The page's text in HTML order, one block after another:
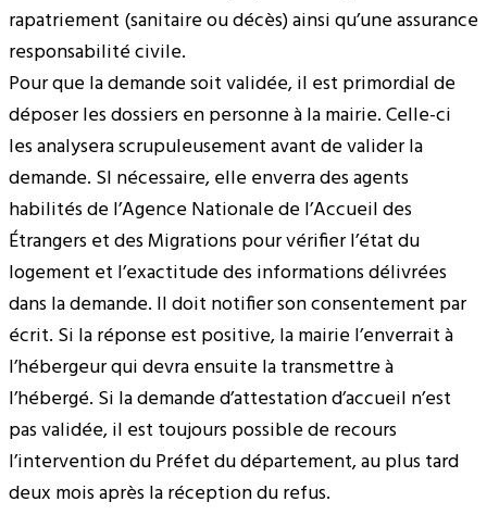
rapatriement (sanitaire ou décès) ainsi qu’une assurance
responsabilité civile.
Pour que la demande soit validée, il est primordial de
déposer les dossiers en personne à la mairie. Celle-ci
les analysera scrupuleusement avant de valider la
demande. SI nécessaire, elle enverra des agents
habilités de l’Agence Nationale de l’Accueil des
Étrangers et des Migrations pour vérifier l’état du
logement et l’exactitude des informations délivrées
dans la demande. Il doit notifier son consentement par
écrit. Si la réponse est positive, la mairie l’enverrait à
l’hébergeur qui devra ensuite la transmettre à
l’hébergé. Si la demande d’attestation d’accueil n’est
pas validée, il est toujours possible de recours
l’intervention du Préfet du département, au plus tard
deux mois après la réception du refus.